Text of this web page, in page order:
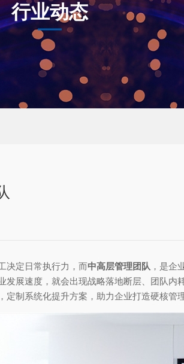
行业动态
决定日常执行力，而中高层管理团队 ，是企
展速度，就会出现战略落地断层、团队
制系统化提升方案，助力企业打造硬核管